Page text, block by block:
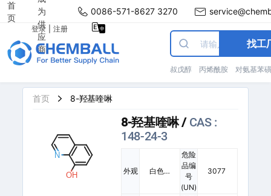
首
页
为
供
应
商
0086-571-8627 3270
登录 注册
找工
叔戊醇 丙烯酰胺 对氨基苯
首页 8-羟基喹啉
8-羟基喹啉/ CAS :
148-24-3
外观
白色
危险
品编
号
(UN)
3077